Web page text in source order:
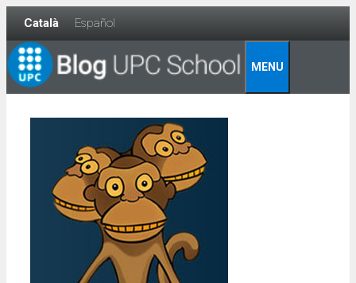
Skip
content
Català Español
MENU